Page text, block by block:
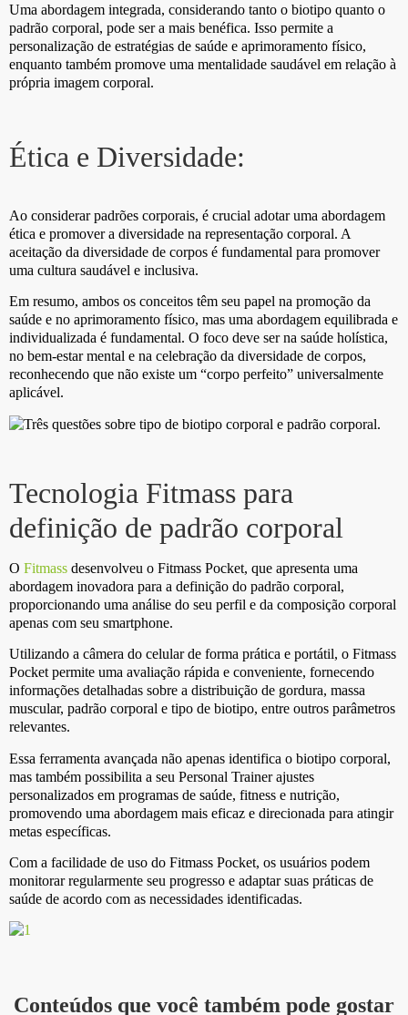
Uma abordagem integrada, considerando tanto o biotipo quanto o
padrão corporal, pode ser a mais benéfica. Isso permite a
personalização de estratégias de saúde e aprimoramento físico,
enquanto também promove uma mentalidade saudável em relação à
própria imagem corporal.
Ética e Diversidade:
Ao considerar padrões corporais, é crucial adotar uma abordagem
ética e promover a diversidade na representação corporal. A
aceitação da diversidade de corpos é fundamental para promover
uma cultura saudável e inclusiva.
Em resumo, ambos os conceitos têm seu papel na promoção da
saúde e no aprimoramento físico, mas uma abordagem equilibrada e
individualizada é fundamental. O foco deve ser na saúde holística,
no bem-estar mental e na celebração da diversidade de corpos,
reconhecendo que não existe um “corpo perfeito” universalmente
aplicável.
Tecnologia Fitmass para
definição de padrão corporal
O Fitmass desenvolveu o Fitmass Pocket, que apresenta uma
abordagem inovadora para a definição do padrão corporal,
proporcionando uma análise do seu perfil e da composição corporal
apenas com seu smartphone.
Utilizando a câmera do celular de forma prática e portátil, o Fitmass
Pocket permite uma avaliação rápida e conveniente, fornecendo
informações detalhadas sobre a distribuição de gordura, massa
muscular, padrão corporal e tipo de biotipo, entre outros parâmetros
relevantes.
Essa ferramenta avançada não apenas identifica o biotipo corporal,
mas também possibilita a seu Personal Trainer ajustes
personalizados em programas de saúde, fitness e nutrição,
promovendo uma abordagem mais eficaz e direcionada para atingir
metas específicas.
Com a facilidade de uso do Fitmass Pocket, os usuários podem
monitorar regularmente seu progresso e adaptar suas práticas de
saúde de acordo com as necessidades identificadas.
Conteúdos que você também pode gostar